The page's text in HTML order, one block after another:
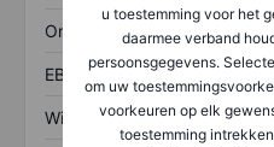
u toestemming voor het
daarmee verband
persoonsgegevens.
om uw
voorkeuren op elk
toestemming
Omzet
EBITDA
Winst